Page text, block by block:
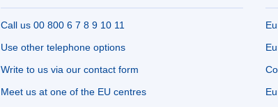
Call us 00 800 6 7 8 9 10 11
Use other telephone options
Write to us via our contact form
Meet us at one of the EU centres